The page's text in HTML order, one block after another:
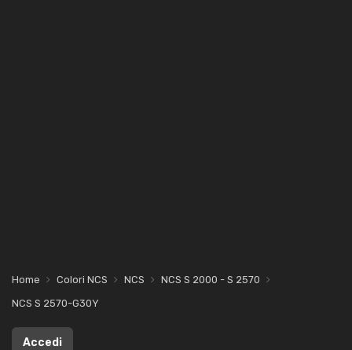
Home Colori NCS NCS
NCS S 2000 - S 2570
NCS S 2570-G30Y
Accedi